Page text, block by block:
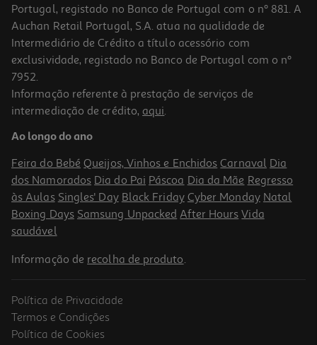
Esferográfica Auchan Infantil Modelos Sortidos
0.99 €/un
0,99 €
-18%
Portugal, registado no Banco de Portugal com o nº 881. A
Auchan Retail Portugal, S.A. atua na qualidade de
Intermediário de Crédito a título acessório com
exclusividade, registado no Banco de Portugal com o nº
7952.
Informação referente à prestação de serviços de
intermediação de crédito, aqui.
Ao longo do ano
Feira do Bebé Queijos, Vinhos e Enchidos Carnaval Dia
dos Namorados Dia do Pai Páscoa Dia da Mãe Regresso
às Aulas Singles' Day Black Friday Cyber Monday Natal
Boxing Days Samsung Unpacked After Hours Vida
saudável
Informação de recolha de produto.
Política de Privacidade
Termos e Condições
Política de Cookies